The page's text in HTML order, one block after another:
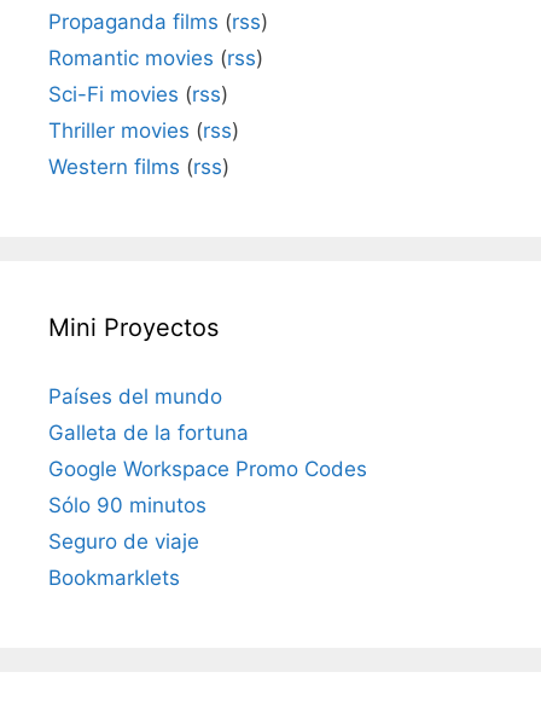
Propaganda films (rss)
Romantic movies (rss)
Sci-Fi movies (rss)
Thriller movies (rss)
Western films (rss)
Mini Proyectos
Países del mundo
Galleta de la fortuna
Google Workspace Promo Codes
Sólo 90 minutos
Seguro de viaje
Bookmarklets